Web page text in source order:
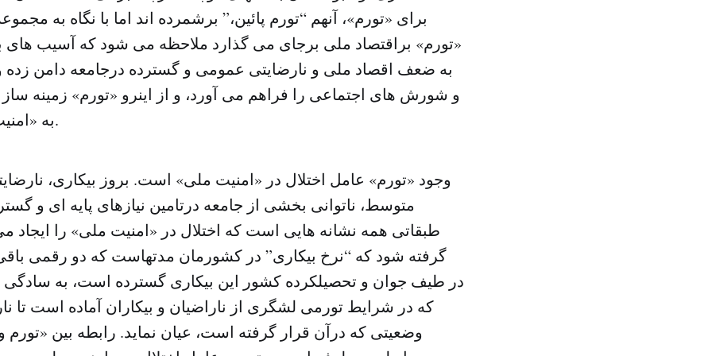
برای «تورم»، آنهم “تورم پائین،” برشمرده اند اما با نگاه به
«تورم» براقتصاد ملی برجای می گذارد ملاحظه می شود که آسیب های
به ضعف اقصاد ملی و نارضایتی عمومی و گسترده درجامعه دامن
و شورش های اجتماعی را فراهم می آورد، و از اینرو «تورم» زمینه
به «امنیت ملی» می شود.
وجود «تورم» عامل اختلال در «امنیت ملی» است. بروز بیکاری،
متوسط، ناتوانی بخشی از جامعه درتامین نیازهای پایه ای و
طبقاتی همه نشانه هایی است که اختلال در «امنیت ملی» را ایجاد
گرفته شود که “نرخ بیکاری” در کشورمان مدتهاست که دو رقمی
در طیف جوان و تحصیلکرده کشور این بیکاری گسترده است، به
که در شرایط تورمی لشگری از ناراضیان و بیکاران آماده است تا
وضعیتی که درآن قرار گرفته است، عیان نماید. رابطه بین